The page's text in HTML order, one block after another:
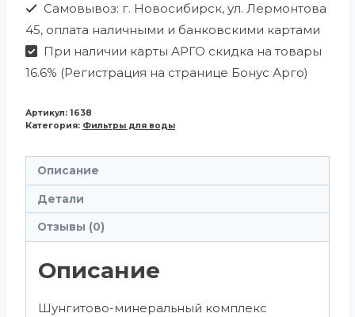
Самовывоз: г. Новосибирск, ул. Лермонтова
45, оплата наличными и банковскими картами
При наличии карты АРГО скидка на товары
16.6% (Регистрация на странице Бонус Арго)
Артикул: 1638
Категория: Фильтры для воды
Описание
Детали
Отзывы (0)
Описание
Шунгитово-минеральный комплекс